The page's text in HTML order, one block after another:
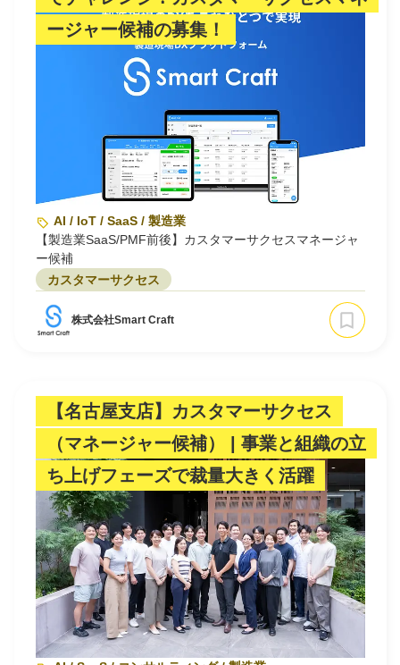
ージャー候補の募集！
AI / IoT / SaaS / 製造業
【製造業SaaS/PMF前後】カスタマーサクセスマネージャ
ー候補
カスタマーサクセス
株式会社Smart Craft
【名古屋支店】カスタマーサクセス
（マネージャー候補） | 事業と組織の立
ち上げフェーズで裁量大きく活躍